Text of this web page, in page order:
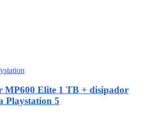
MP600 Elite 1 TB + disipador
Playstation 5